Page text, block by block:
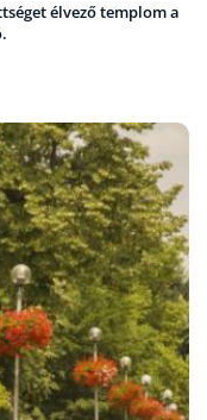
élvező templom a